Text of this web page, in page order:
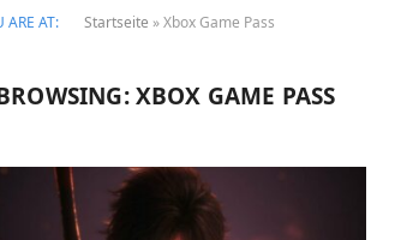
ARE AT: Startseite »Xbox Game Pass
XBOX GAME PASS